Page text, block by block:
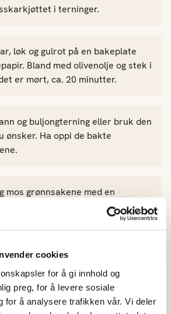
cookies
for å gi innhold og
preg, for å levere sosiale
for å analysere trafikken vår. Vi deler
i terninger.
løk og gulrot på en bakeplate
Bland med olivenolje og stek i
er mørt, ca. 20 minutter.
og buljongterning eller bruk den
ønsker. Ha oppi de bakte
mos grønnsakene med en
hvitvin.
og smak til. Synes du suppen er